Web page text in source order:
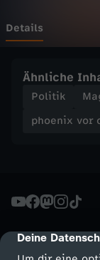
cmp-dialog-
Deine
t
K
l
i
Details
Ähnliche
Politik
phoenix vor